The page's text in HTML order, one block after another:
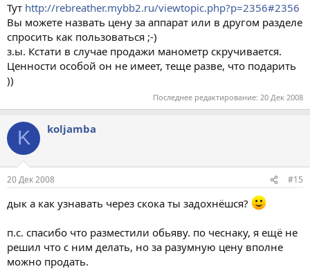
Тут http://rebreather.mybb2.ru/viewtopic.php?p=2356#2356
Вы можете назвать цену за аппарат или в другом разделе
спросить как пользоваться ;-)
з.ы. Кстати в случае продажи манометр скручивается.
Ценности особой он не имеет, теще разве, что подарить
))
Последнее редактирование: 20 Дек 2008
K koljamba
20 Дек 2008 #15
дык а как узнавать через скока ты задохнёшся?
п.с. спасибо что разместили обьяву. по чеснаку, я ещё не
решил что с ним делать, но за разумную цену вполне
можно продать.